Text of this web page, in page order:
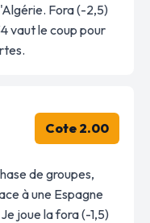
Fora (-2,5)
vaut le coup pour
Cote 2.00
de groupes,
à une Espagne
joue la fora (-1,5)